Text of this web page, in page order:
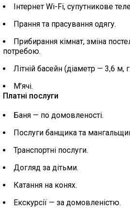
Інтернет Wi-Fi, супутникове
Прання та прасування одягу.
Прибирання кімнат, зміна
потребою.
Літній басейн (діаметр — 3,6 м,
М’ячі.
Платні послуги
Баня — по домовленості.
Послуги банщика та
Транспортні послуги.
Догляд за дітьми.
Катання на конях.
Екскурсії — за домовленістю.